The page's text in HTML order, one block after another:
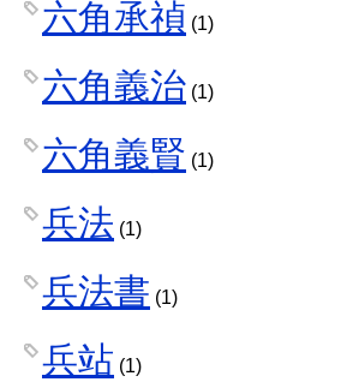
六角承禎 (1)
六角義治 (1)
六角義賢 (1)
兵法 (1)
兵法書 (1)
兵站 (1)